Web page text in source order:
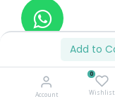
0
Wishlist
Account